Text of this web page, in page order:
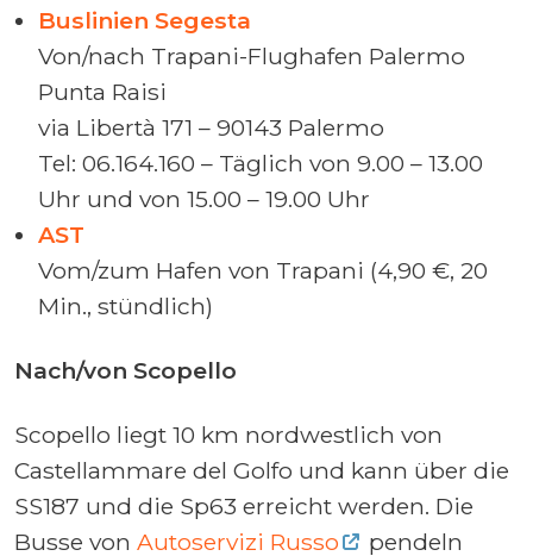
Buslinien Segesta
Von/nach Trapani-Flughafen Palermo
Punta Raisi
via Libertà 171 – 90143 Palermo
Tel: 06.164.160 – Täglich von 9.00 – 13.00
Uhr und von 15.00 – 19.00 Uhr
AST
Vom/zum Hafen von Trapani (4,90 €, 20
Min., stündlich)
Nach/von Scopello
Scopello liegt 10 km nordwestlich von
Castellammare del Golfo und kann über die
SS187 und die Sp63 erreicht werden. Die
Busse von Autoservizi Russo
pendeln